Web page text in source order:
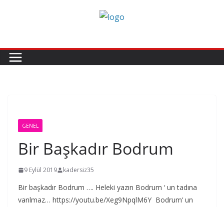
GENEL
Bir Başkadır Bodrum
9 Eylül 2019 kadersiz35
Bir başkadır Bodrum …. Heleki yazın Bodrum ‘ un tadına
varılmaz… https://youtu.be/Xeg9NpqlM6Y Bodrum’ un